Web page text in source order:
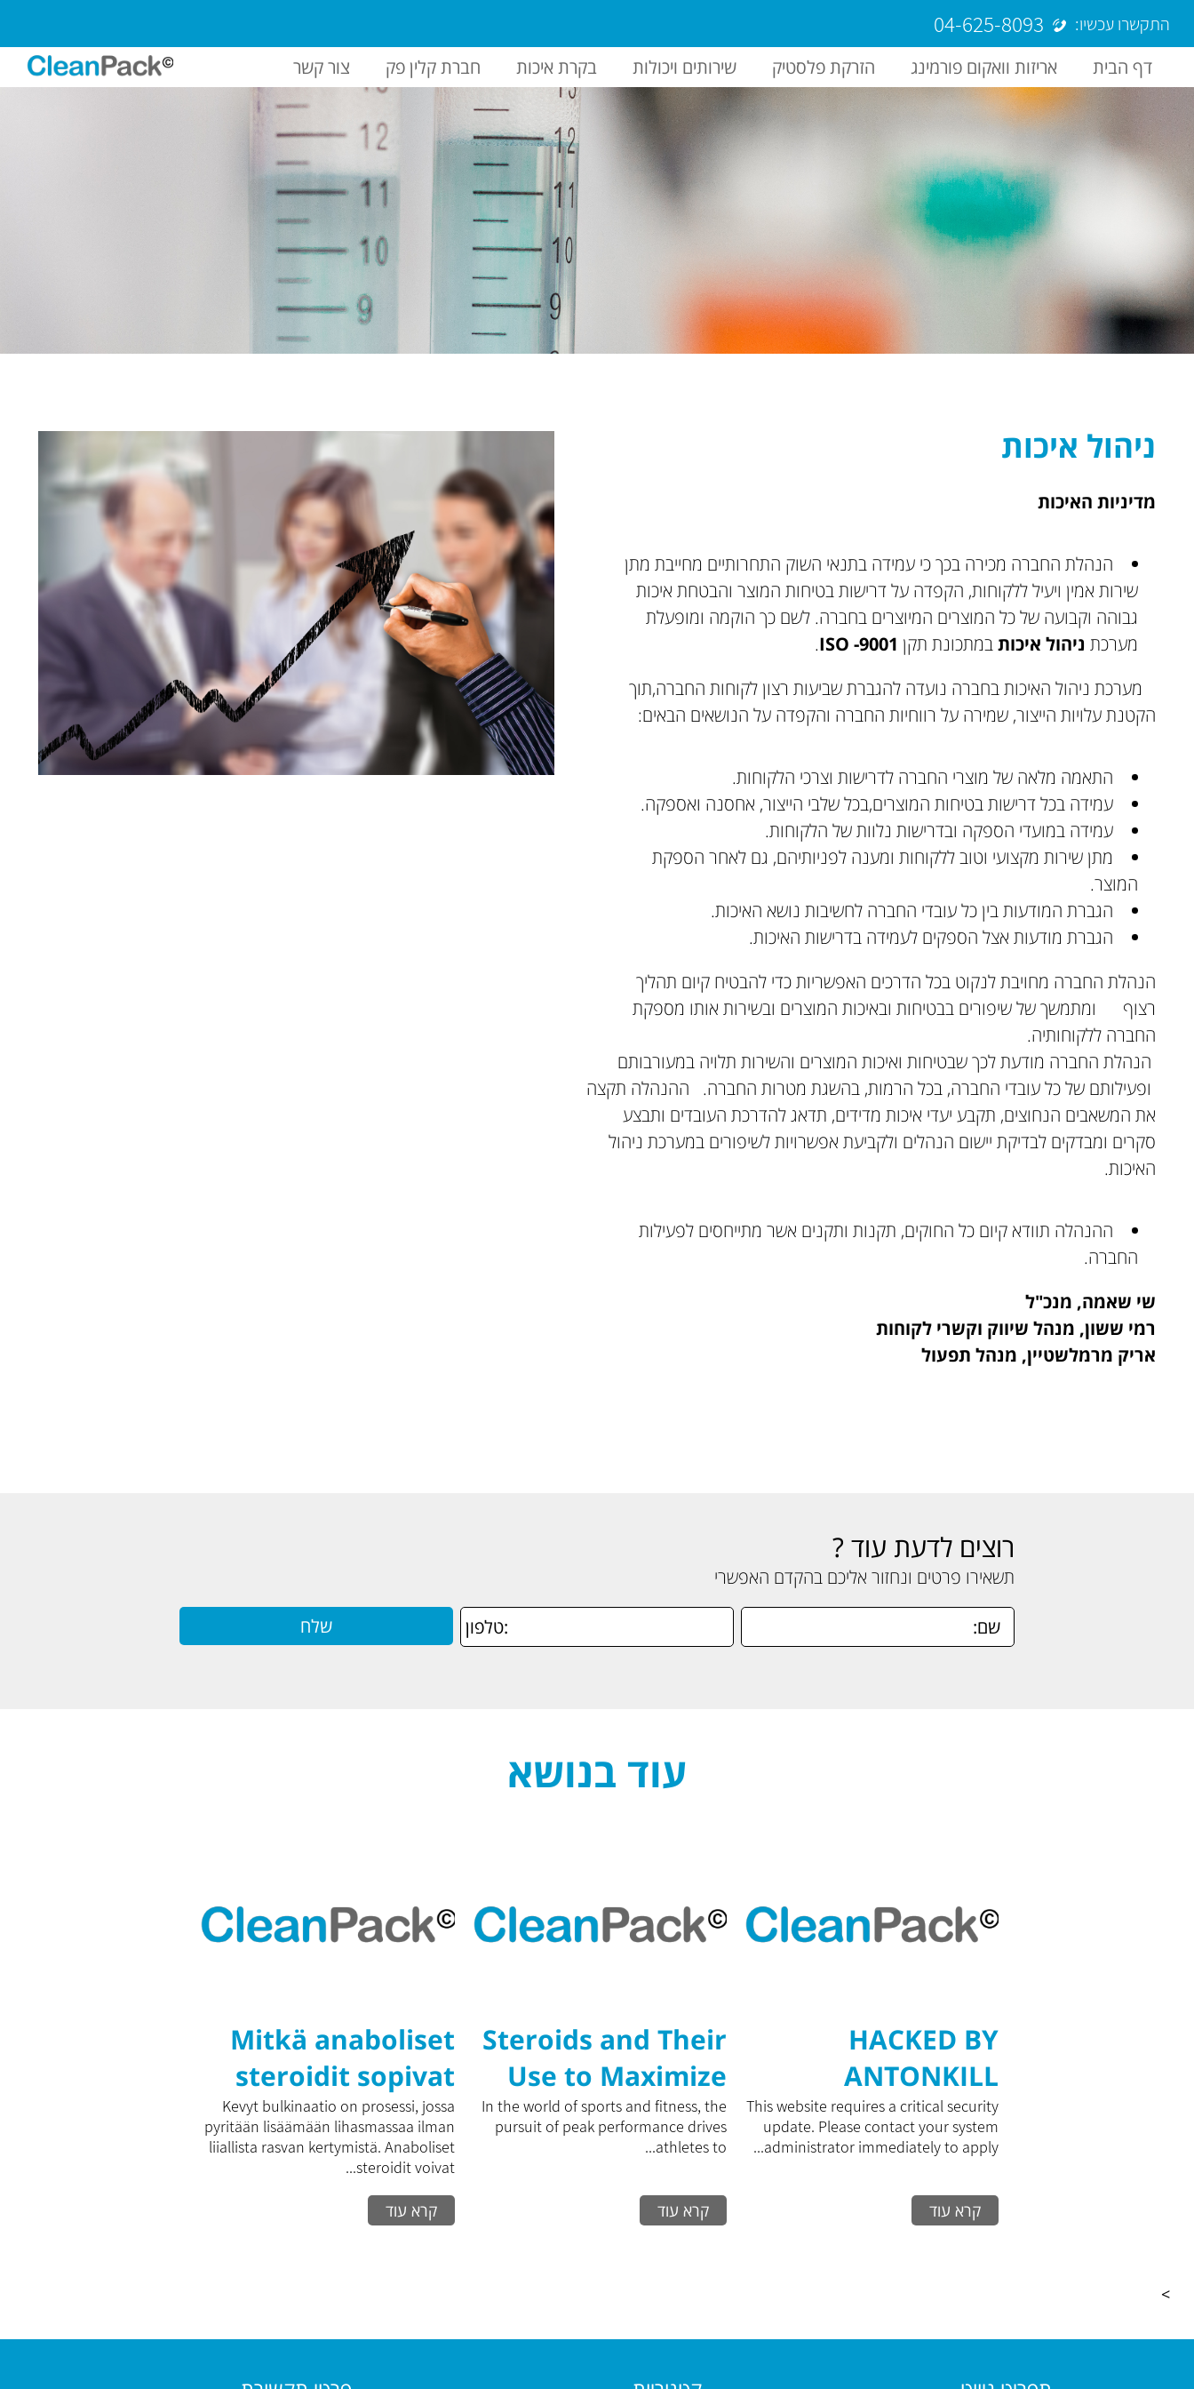
התקשרו עכשיו: 04-625-8093
דף הבית אריזות וואקום פורמינג הזרקת פלסטיק שירותים ויכולות בקרת איכות חברת קלין פק צור קשר
ניהול איכות
מדיניות האיכות
הנהלת החברה מכירה בכך כי עמידה בתנאי השוק התחרותיים מחייבת מתן
שירות אמין ויעיל ללקוחות, הקפדה על דרישות בטיחות המוצר והבטחת איכות
גבוהה וקבועה של כל המוצרים המיוצרים בחברה. לשם כך הוקמה ומופעלת
מערכת ניהול איכותבמתכונת תקן 9001-
ISO
.
מערכת ניהול האיכות בחברה נועדה להגברת שביעות רצון לקוחות החברה,תוך
הקטנת עלויות הייצור, שמירה על רווחיות החברה והקפדה על הנושאים הבאים:
התאמה מלאה של מוצרי החברה לדרישות וצרכי הלקוחות.
עמידה בכל דרישות בטיחות המוצרים,בכל שלבי הייצור, אחסנה ואספקה.
עמידה במועדי הספקה ובדרישות נלוות של הלקוחות.
מתן שירות מקצועי וטוב ללקוחות ומענה לפניותיהם, גם לאחר הספקת
המוצר.
הגברת המודעות בין כל עובדי החברה לחשיבות נושא האיכות.
הגברת מודעות אצל הספקים לעמידה בדרישות האיכות.
הנהלת החברה מחויבת לנקוט בכל הדרכים האפשריות כדי להבטיח קיום תהליך
רצוף ומתמשך של שיפורים בבטיחות ובאיכות המוצרים ובשירות אותו מספקת
החברה ללקוחותיה.
הנהלת החברה מודעת לכך שבטיחות ואיכות המוצרים והשירות תלויה במעורבותם
ופעילותם של כל עובדי החברה, בכל הרמות, בהשגת מטרות החברה. ההנהלה תקצה
את המשאבים הנחוצים, תקבע יעדי איכות מדידים, תדאג להדרכת העובדים ותבצע
סקרים ומבדקים לבדיקת יישום הנהלים ולקביעת אפשרויות לשיפורים במערכת ניהול
האיכות.
ההנהלה תוודא קיום כל החוקים, תקנות ותקנים אשר מתייחסים לפעילות
החברה.
שי שאמה, מנכ"ל
רמי ששון, מנהל שיווק וקשרי לקוחות
אריק מרמלשטיין, מנהל תפעול
רוצים לדעת עוד ?
תשאירו פרטים ונחזור אליכם בהקדם האפשרי
עוד בנושא
HACKED BY
ANTONKILL
This website requires a critical security
update. Please contact your system
administrator immediately to apply...
קרא עוד
Steroids and Their
Use to Maximize
Training
Performance: A
Comprehensive
Guide to
Capacity
In the world of sports and fitness, the
pursuit of peak performance drives
athletes to...
קרא עוד
Mitkä anaboliset
steroidit sopivat
hyvin kevyeen
bulkinaatioon?
Kevyt bulkinaatio on prosessi, jossa
pyritään lisäämään lihasmassaa ilman
liiallista rasvan kertymistä. Anaboliset
steroidit voivat...
קרא עוד
>